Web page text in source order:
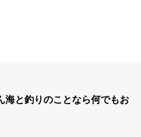
海と釣りのことなら何でもお